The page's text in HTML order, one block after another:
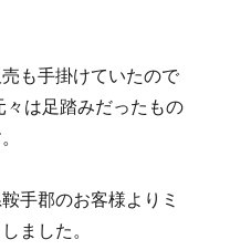
も手掛けていたので
は足踏みだったもの
手郡のお客様よりミ
ました。